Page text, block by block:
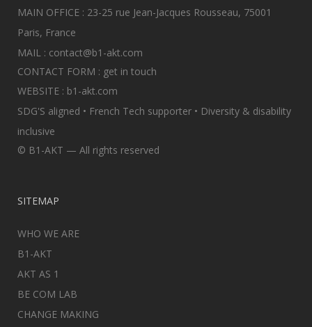
MAIN OFFICE : 23-25 rue Jean-Jacques Rousseau, 75001
Paris, France
MAIL : contact@b1-akt.com
CONTACT FORM : get in touch
WEBSITE : b1-akt.com
SDG'S aligned • French Tech supporter • Diversity & disability
inclusive
© B1-AKT — All rights reserved
SITEMAP
WHO WE ARE
B1-AKT
AKT AS 1
BE COM LAB
CHANGE MAKING